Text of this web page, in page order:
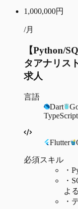
1,000,000円
/月
【Python/
タアナリス
求人
言語
Dart
TypeScript
Flutter
必須スキル
・
・
よ
・